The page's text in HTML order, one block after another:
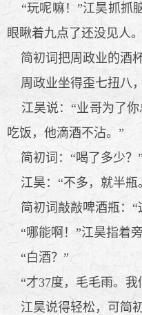
“玩呢嘛！”江昊抓抓
眼瞅着九点了还没见人
简初词把周政业的酒
周政业坐得歪七扭八
江昊说：“业哥为了你
吃饭，他滴酒不沾。”
简初词：“喝了多少？”
江昊：“不多，就半瓶
简初词敲敲啤酒瓶：“
“哪能啊！”江昊指着
“白酒？”
“才37度，毛毛雨。我
江昊说得轻松，可简初